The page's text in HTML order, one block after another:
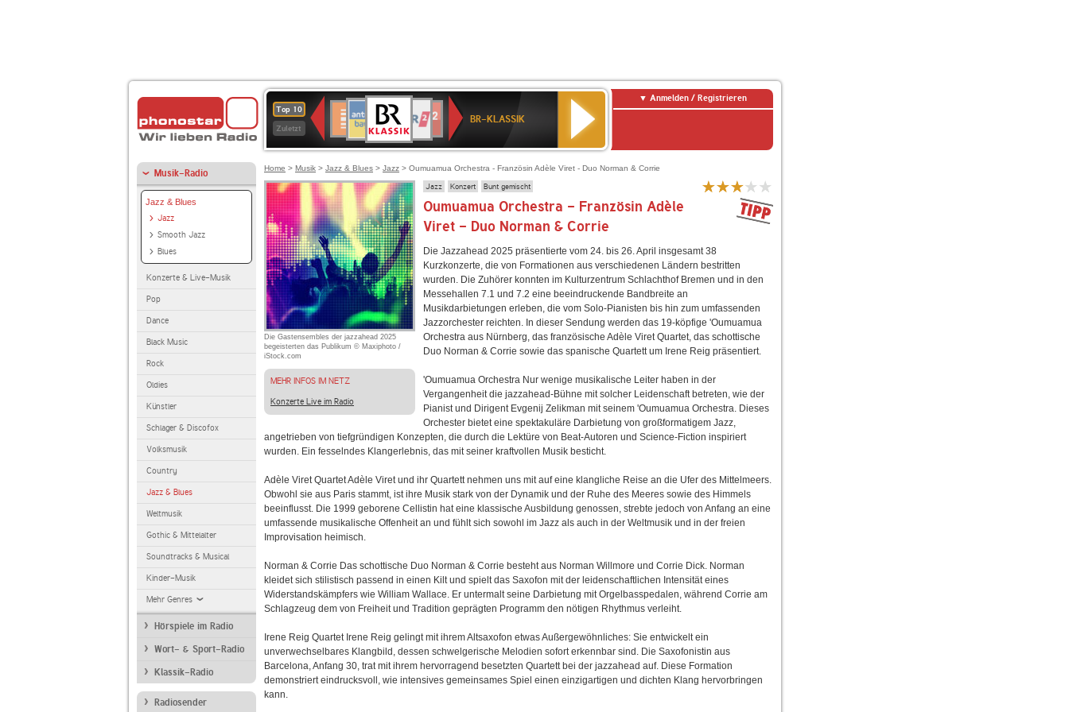
Top 10
Zuletzt
Deutschlandfunk
80er
90er
OLDIE
ANTENNE
SWR3
WDR
4
Deutschlandfunk
Kultur
ANTENNE
BAYERN
BR-
KLASSIK
WDR
2
NDR
SWR1
Baden-
Württemberg
BR-KLASSIK
Anmelden / Registrieren
Musik-Radio
Jazz & Blues
Jazz
Smooth Jazz
Blues
Konzerte & Live-Musik
Pop
Dance
Black Music
Rock
Oldies
Künstler
Schlager & Discofox
Volksmusik
Country
Jazz & Blues
Weltmusik
Gothic & Mittelalter
Soundtracks & Musical
Kinder-Musik
Mehr Genres
Hörspiele im Radio
Wort- & Sport-Radio
Klassik-Radio
Radiosender
Home > Musik > Jazz & Blues > Jazz > Oumuamua Orchestra - Französin Adèle Viret - Duo Norman & Corrie
Die Gastensembles der jazzahead 2025
begeisterten das Publikum © Maxiphoto /
iStock.com
MEHR INFOS IM NETZ
Konzerte Live im Radio
Jazz Konzert Bunt gemischt
Oumuamua Orchestra - Französin Adèle
Viret - Duo Norman & Corrie
Die Jazzahead 2025 präsentierte vom 24. bis 26. April insgesamt 38
Kurzkonzerte, die von Formationen aus verschiedenen Ländern bestritten
wurden. Die Zuhörer konnten im Kulturzentrum Schlachthof Bremen und in den
Messehallen 7.1 und 7.2 eine beeindruckende Bandbreite an
Musikdarbietungen erleben, die vom Solo-Pianisten bis hin zum umfassenden
Jazzorchester reichten. In dieser Sendung werden das 19-köpfige 'Oumuamua
Orchestra aus Nürnberg, das französische Adèle Viret Quartet, das schottische
Duo Norman & Corrie sowie das spanische Quartett um Irene Reig präsentiert.
'Oumuamua Orchestra Nur wenige musikalische Leiter haben in der
Vergangenheit die jazzahead-Bühne mit solcher Leidenschaft betreten, wie der
Pianist und Dirigent Evgenij Zelikman mit seinem 'Oumuamua Orchestra. Dieses
Orchester bietet eine spektakuläre Darbietung von großformatigem Jazz,
angetrieben von tiefgründigen Konzepten, die durch die Lektüre von Beat-Autoren und Science-Fiction inspiriert
wurden. Ein fesselndes Klangerlebnis, das mit seiner kraftvollen Musik besticht.
Adèle Viret Quartet Adèle Viret und ihr Quartett nehmen uns mit auf eine klangliche Reise an die Ufer des Mittelmeers.
Obwohl sie aus Paris stammt, ist ihre Musik stark von der Dynamik und der Ruhe des Meeres sowie des Himmels
beeinflusst. Die 1999 geborene Cellistin hat eine klassische Ausbildung genossen, strebte jedoch von Anfang an eine
umfassende musikalische Offenheit an und fühlt sich sowohl im Jazz als auch in der Weltmusik und in der freien
Improvisation heimisch.
Norman & Corrie Das schottische Duo Norman & Corrie besteht aus Norman Willmore und Corrie Dick. Norman
kleidet sich stilistisch passend in einen Kilt und spielt das Saxofon mit der leidenschaftlichen Intensität eines
Widerstandskämpfers wie William Wallace. Er untermalt seine Darbietung mit Orgelbasspedalen, während Corrie am
Schlagzeug dem von Freiheit und Tradition geprägten Programm den nötigen Rhythmus verleiht.
Irene Reig Quartet Irene Reig gelingt mit ihrem Altsaxofon etwas Außergewöhnliches: Sie entwickelt ein
unverwechselbares Klangbild, dessen schwelgerische Melodien sofort erkennbar sind. Die Saxofonistin aus
Barcelona, Anfang 30, trat mit ihrem hervorragend besetzten Quartett bei der jazzahead auf. Diese Formation
demonstriert eindrucksvoll, wie intensives gemeinsames Spiel einen einzigartigen und dichten Klang hervorbringen
kann.